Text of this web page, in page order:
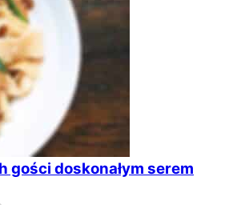
gości doskonałym serem